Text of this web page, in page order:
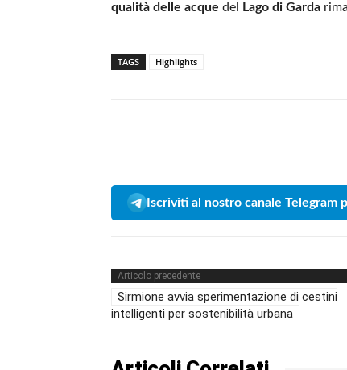
qualità delle acque del Lago di Garda
TAGS Highlights
Iscriviti al nostro canale Telegram
Articolo precedente
Sirmione avvia sperimentazione di cestini
intelligenti per sostenibilità urbana